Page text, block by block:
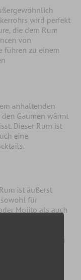
wird perfekt
die dem Rum
von
führen zu einem
anhaltenden
Gaumen wärmt
Dieser Rum ist
eine
ist äußerst
für
Mojito als auch
Natur
dieser Rum
Pasta-Gerichten
die seine